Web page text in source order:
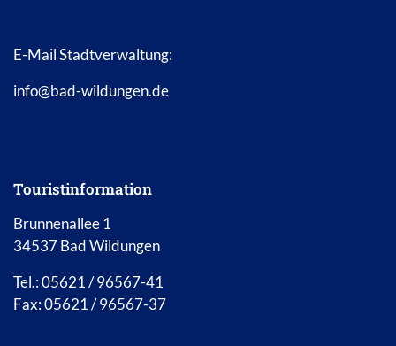
E-Mail Stadtverwaltung:
info@bad-wildungen.de
Touristinformation
Brunnenallee 1
34537 Bad Wildungen
Tel.: 05621 / 96567-41
Fax: 05621 / 96567-37